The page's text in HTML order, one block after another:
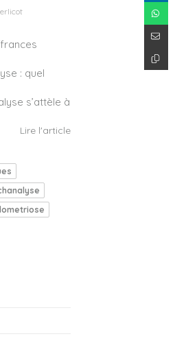
: quel
s’attèle à
Lire l'article